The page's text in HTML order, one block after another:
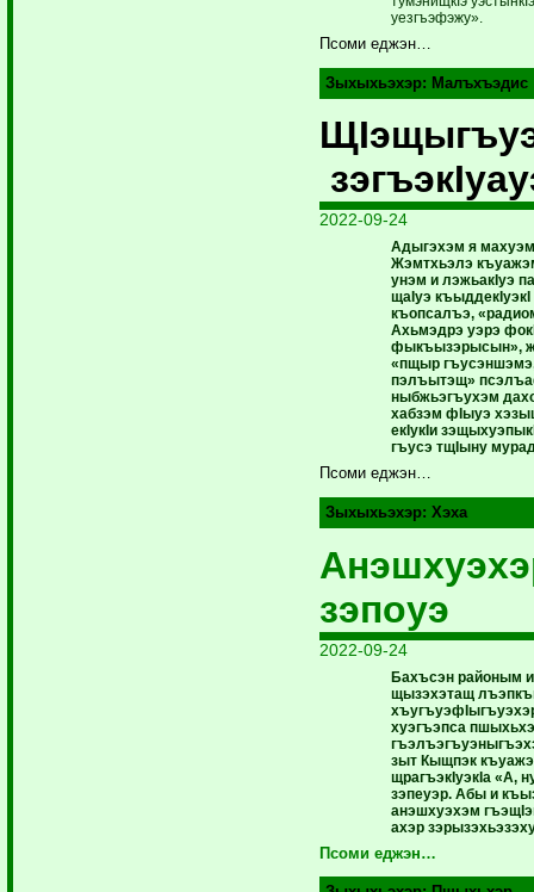
уезгъэфэжу».
Псоми еджэн…
Зыхыхьэхэр: Малъхъэдис
2022-09-24
Адыгэхэм я
Жэмтхьэлэ
унэм и лэжьакIуэ
щаIуэ
къопсалъэ,
Ахьмэдрэ уэрэ
фыкъызэрысын»,
«пщыр
пэлъытэщ»
ныбжьэгъухэм
хабзэм фIыуэ
екIукIи
гъусэ тщIыну
Псоми еджэн…
Зыхыхьэхэр:Хэха
зэпоуэ
2022-09-24
Бахъсэн районым
щызэхэтащ
хуэгъэпса
зыт Кыщпэк
щрагъэкIуэкIа «А,
зэпеуэр. Абы и
анэшхуэхэм
ахэр
Псоми еджэн…